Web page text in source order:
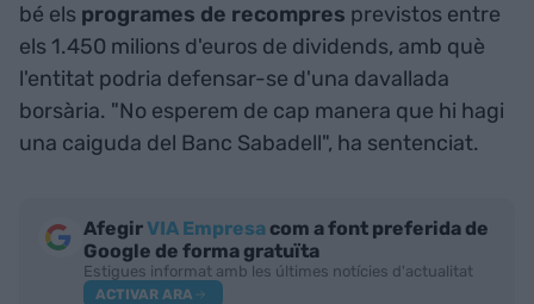
bé els programes de recompres previstos entre
els 1.450 milions d'euros de dividends, amb què
l'entitat podria defensar-se d'una davallada
borsària. "No esperem de cap manera que hi hagi
una caiguda del Banc Sabadell", ha sentenciat.
AfegirVIA Empresa com a font preferida de
Google de forma gratuïta
Estigues informat amb les últimes notícies d'actualitat
ACTIVAR ARA